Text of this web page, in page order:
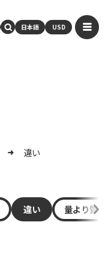
日本語 USD
違い
違い 量より質